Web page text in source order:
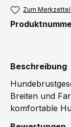
Zum
Beschreibung
Breiten und
komfortable